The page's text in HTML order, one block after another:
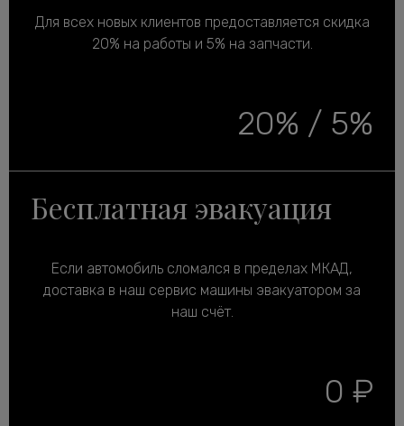
Для всех новых клиентов предоставляется скидка
20% на работы и 5% на запчасти.
20% / 5%
Бесплатная эвакуация
Если автомобиль сломался в пределах МКАД,
доставка в наш сервис машины эвакуатором за
наш счёт.
0 ₽